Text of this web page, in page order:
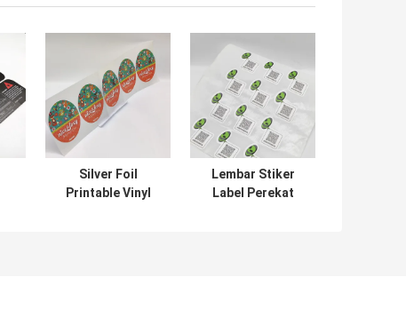
Silver Foil
Printable Vinyl
Lembar Stiker
Label Perekat